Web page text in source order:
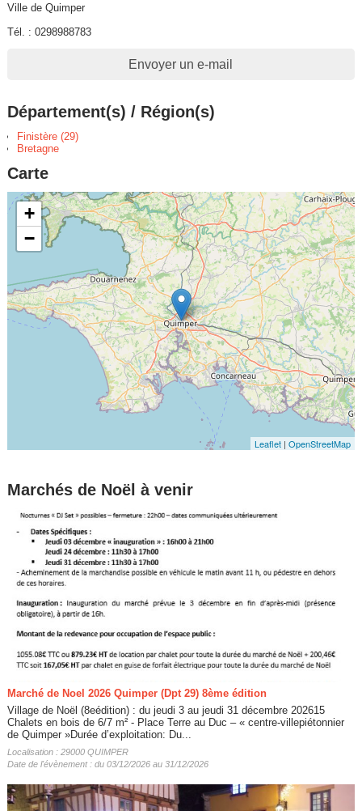
Ville de Quimper
Tél. : 0298988783
Envoyer un e-mail
Département(s) / Région(s)
Finistère (29)
Bretagne
Carte
+
−
Leaflet |OpenStreetMap
Marchés de Noël à venir
Marché de Noel 2026 Quimper (Dpt 29) 8ème édition
Village de Noël (8eédition) : du jeudi 3 au jeudi 31 décembre 202615
Chalets en bois de 6/7 m² - Place Terre au Duc – « centre-villepiétonnier
de Quimper »Durée d’exploitation: Du...
Localisation : 29000 QUIMPER
Date de l'évènement : du 03/12/2026 au 31/12/2026